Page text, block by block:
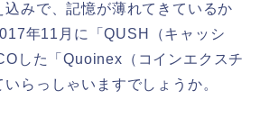
みで、記憶が薄れてきているか
年11月に「QUSH（キャッシ
した「Quoinex（コインエクスチ
らっしゃいますでしょうか。